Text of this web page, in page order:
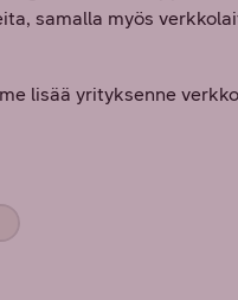
samalla myös
lisää yrityksenne